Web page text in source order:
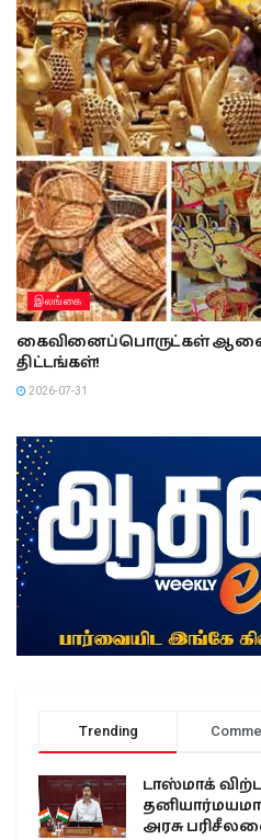
இலங்கை
கைவினைப்பொருட்கள்
திட்டங்கள்!
2026-07-31
Trending
டாஸ்மாக்
அரசு